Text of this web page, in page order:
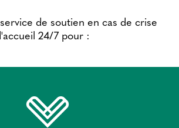
de soutien en cas de crise
24/7 pour :